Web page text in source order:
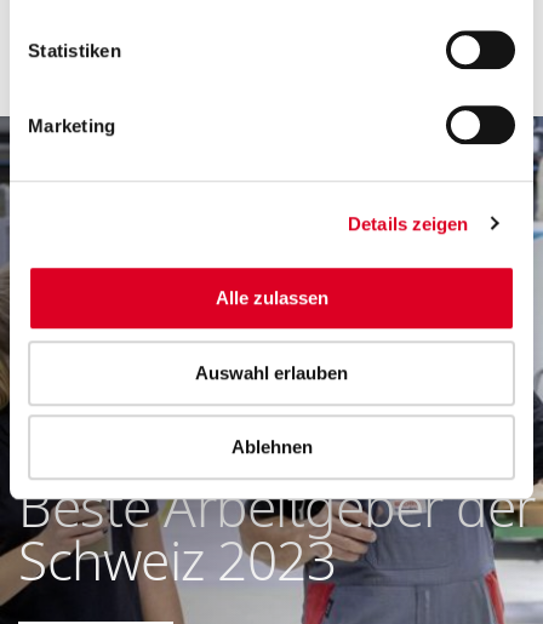
Statistiken
Marketing
Details zeigen
Alle zulassen
Auswahl erlauben
Ablehnen
Beste Arbeit­geber der
Schweiz 2023